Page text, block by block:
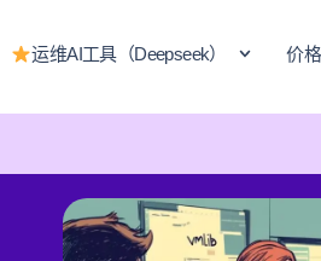
运维AI工具（Deepseek） 价格